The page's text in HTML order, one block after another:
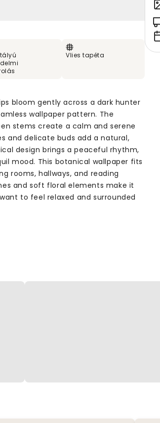
Vlies tapéta
bloom gently across a dark hunter
wallpaper pattern. The
stems create a calm and serene
and delicate buds add a natural,
design brings a peaceful rhythm,
mood. This botanical wallpaper fits
rooms, hallways, and reading
and soft floral elements make it
to feel relaxed and surrounded